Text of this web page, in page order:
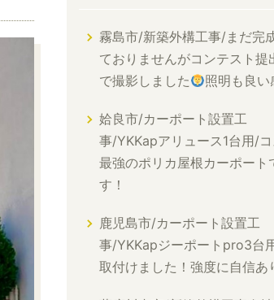
霧島市/新築外構工事/まだ完
ておりませんがコンテスト提
で撮影しました
照明も良い
姶良市/カーポート設置工
事/YKKapアリュース1台用/
最強のポリカ屋根カーポート
す！
鹿児島市/カーポート設置工
事/YKKapジーポートpro3台
取付けました！強度に自信あ